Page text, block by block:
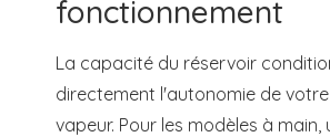
fonctionnement
La capacité du réservoir
directement l'autonomie de
vapeur. Pour les modèles à